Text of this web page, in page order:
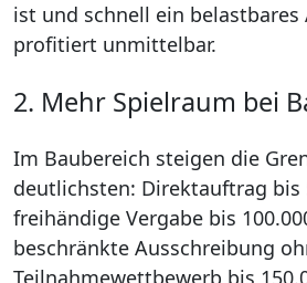
ist und schnell ein
profitiert unmittelbar.
2. Mehr Spielraum bei
Im Baubereich steigen die
deutlichsten: Direktauftrag bis
freihändige Vergabe bis
beschränkte Ausschreibung
Teilnahmewettbewerb bis